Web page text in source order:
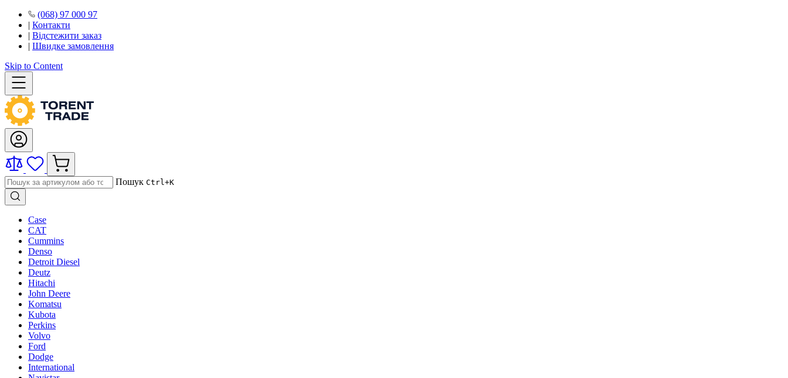
(068) 97 000 97
| Контакти
| Відстежити заказ
| Швидке замовлення
Skip to Content
Пошук Ctrl+K
Case
CAT
Cummins
Denso
Detroit Diesel
Deutz
Hitachi
John Deere
Komatsu
Kubota
Perkins
Volvo
Ford
Dodge
International